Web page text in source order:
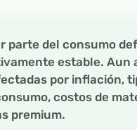
parte del consumo
estable. Aun
por inflación,
costos de
premium.